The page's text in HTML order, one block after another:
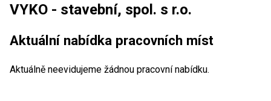
VYKO - stavební, spol. s r.o.
Aktuální nabídka pracovních míst
Aktuálně neevidujeme žádnou pracovní nabídku.